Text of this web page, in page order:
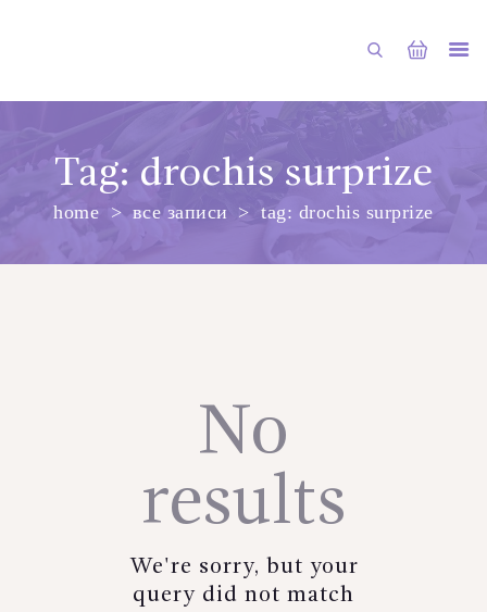
Tag: drochis surprize
home все записи tag: drochis surprize
ГЛАВНАЯ
МАГАЗИН
КОНТАКТЫNo
results
We're sorry, but your
query did not match